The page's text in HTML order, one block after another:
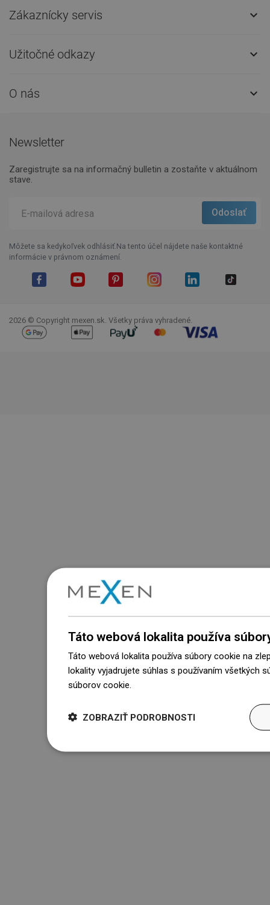
Zákaznícky servis 
Užitočné odkazy 
O nás 
Newsletter
Zaregistrujte sa na informačný bulletin a zostaňte v aktuálnom
stave.
Môžete sa kedykoľvek odhlásiť.Na tento účel nájdete naše kontaktné
informácie v právnom oznámení.
2026 © Copyright mexen.sk. Všetky práva vyhradené.
Táto webová lokalita používa
Táto webová lokalita používa súbory cookie na
lokality vyjadrujete súhlas s používaním všetkých
súborov cookie.
ZOBRAZIŤ PODROBNOSTI